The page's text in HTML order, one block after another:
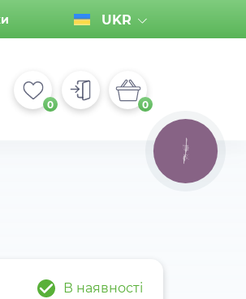
UKR
0 0
В наявності
КНОПКА
ЗВ'ЯЗКУ